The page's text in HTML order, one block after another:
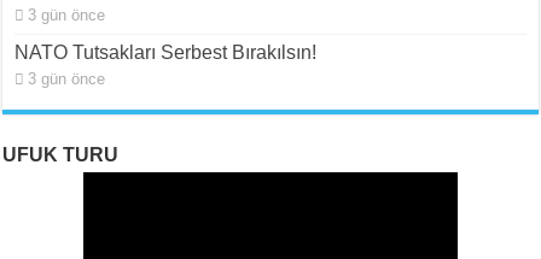
3 gün önce
NATO Tutsakları Serbest Bırakılsın!
3 gün önce
UFUK TURU